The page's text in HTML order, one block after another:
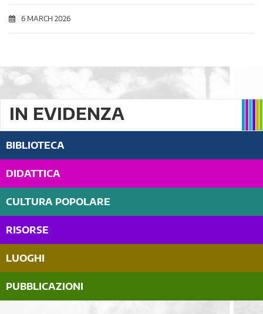
6 MARCH 2026
IN EVIDENZA
BIBLIOTECA
DIDATTICA
CULTURA POPOLARE
RISORSE
LUOGHI
PUBBLICAZIONI